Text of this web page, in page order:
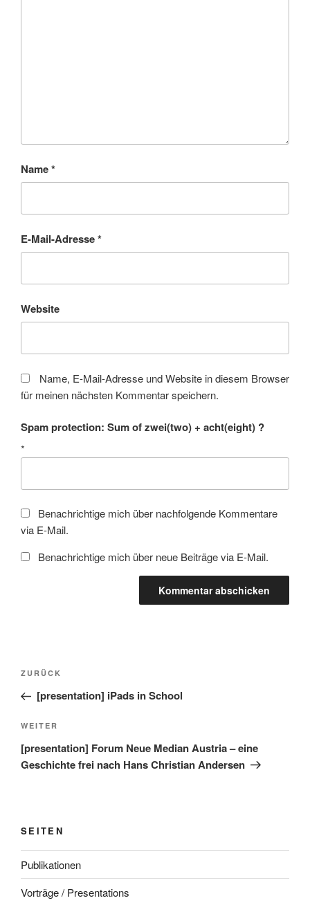
Name*
E-Mail-Adresse*
Website
Name, E-Mail-Adresse und Website in diesem Browser
für meinen nächsten Kommentar speichern.
Spam protection: Sum of zwei(two) + acht(eight) ?
*
Benachrichtige mich über nachfolgende Kommentare
via E-Mail.
Benachrichtige mich über neue Beiträge via E-Mail.
Beitragsnavigation
Vorheriger
Beitrag
ZURÜCK
[presentation] iPads in School
Nächster
Beitrag
WEITER
[presentation] Forum Neue Median Austria – eine
Geschichte frei nach Hans Christian Andersen
SEITEN
Publikationen
Vorträge / Presentations